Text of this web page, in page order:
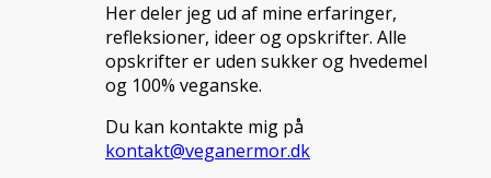
Her deler jeg ud af mine erfaringer,
refleksioner, ideer og opskrifter. Alle
opskrifter er uden sukker og hvedemel
og 100% veganske.
Du kan kontakte mig på
kontakt@veganermor.dk